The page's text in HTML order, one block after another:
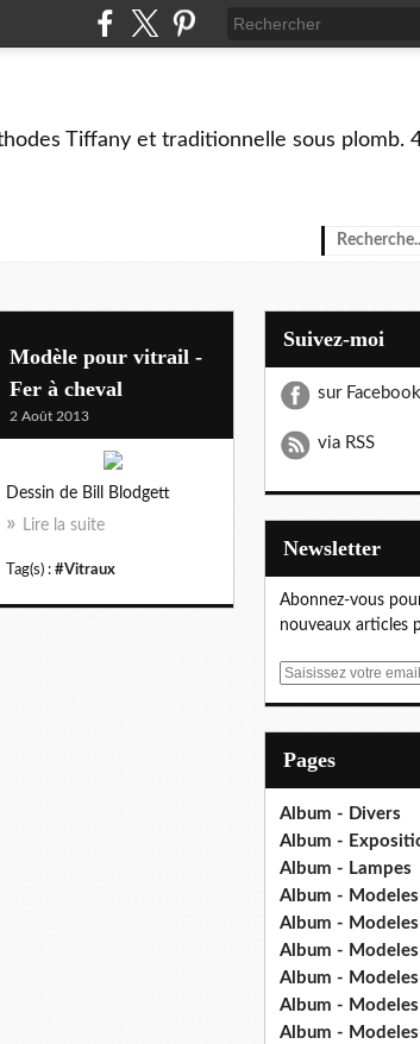
Tiffany et traditionnelle sous plomb.
Modèle pour vitrail -
Fer à cheval
2 Août 2013
Dessin de Bill Blodgett
Lire la suite
Tag(s) : #Vitraux
Suivez-moi
sur Facebook
via RSS
Newsletter
Abonnez-vous
nouveaux articles
E
Pages
Album - Divers
Album -
Album - Lampes
Album -
Album -
Album -
Album -
Album -
Album -